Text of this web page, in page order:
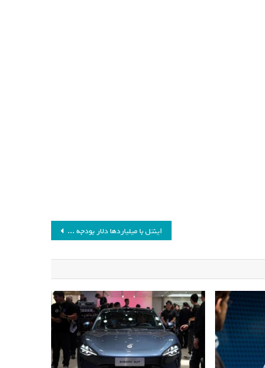
اینتل با میلیاردها دلار بودجه دولتی، برای ارتش آمریکا پردازنده می‌سازد